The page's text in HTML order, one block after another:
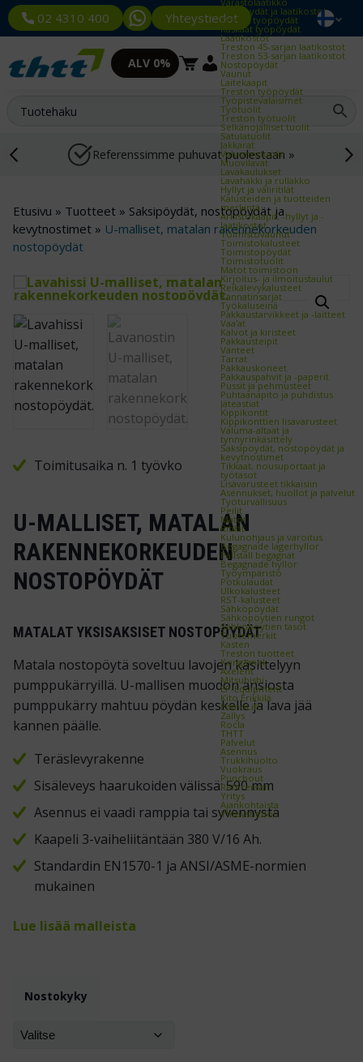
02 4310 400 YhteystiedotTyöpöydät ja laatikostot
Kevyet työpöydät
Raskaat työpöydät
Laatikostot
Treston 45-sarjan laatikostot
Treston 53-sarjan laatikostot
Nostopöydät
Vaunut
Laitekaapit
Treston työpöydät
Työpistevalaisimet
Työtuolit
Treston työtuolit
Selkänojalliset tuolit
Satulatuolit
Jakkarat
Valvomotuolit
Muovilavat
Lavakaulukset
Lavahäkki ja rullakko
Hyllyt ja väliritilät
Kalusteiden ja tuotteiden
merkintä
Arkistokaapit, -hyllyt ja -
laatikostot
Toimistovaunut
Toimistokalusteet
Toimistopöydät
Toimistotuolit
Matot toimistoon
Kirjoitus- ja ilmoitustaulut
Reikälevykalusteet
Kannatinsarjat
Työkaluseinä
Pakkaustarvikkeet ja -laitteet
Vaa'at
Kalvot ja kiristeet
Pakkausteipit
Vanteet
Tarrat
Pakkauskoneet
Pakkauspahvit ja -paperit
Pussit ja pehmusteet
Puhtaanapito ja puhdistus
Jäteastiat
Kippikontit
Kippikonttien lisävarusteet
Valuma-altaat ja
tynnyrinkäsittely
Saksipöydät, nostopöydät ja
kevytnostimet
Tikkaat, nousuportaat ja
työtasot
Lisävarusteet tikkaisiin
Asennukset, huollot ja palvelut
Työturvallisuus
Peilit
Matot
Ritilät
Kulunohjaus ja varoitus
Begagnade lagerhyllor
Pallställ begagnat
Begagnade hyllor
Työympäristö
Potkulaudat
Ulkokalusteet
RST-kalusteet
Sähköpöydät
Sähköpöytien rungot
Sähköpöytien tasot
Tuotemerkit
Kasten
Treston tuotteet
Kongamek
Axelent
Mitsubishi
EP-Equipment
Kito Erikkilä
EdmoLift
Zallys
Rocla
THTT
Palvelut
Asennus
Trukkihuolto
Vuokraus
Punchout
Referenssit
Yritys
Ajankohtaista
Yhteystiedot
ALV 0%
Referenssimme puhuvat puolestaan »
Etusivu » Tuotteet » Saksipöydät, nostopöydät ja
kevytnostimet » U-malliset, matalan rakennekorkeuden
nostopöydät
Toimitusaika n. 1 työvko
U-MALLISET, MATALAN
RAKENNEKORKEUDEN
NOSTOPÖYDÄT
MATALAT YKSISAKSISET NOSTOPÖYDÄT
Matala nostopöytä soveltuu lavojen käsittelyyn
pumppukärryillä. U-mallisen muodon ansiosta
pumppukärry mahtuu pöydän keskelle ja lava jää
kannen päälle.
Teräslevyrakenne
Sisäleveys haarukoiden välissä: 590 mm
Asennus ei vaadi ramppia tai syvennystä
Kaapeli 3-vaiheliitäntään 380 V/16 Ah.
Standardin EN1570-1 ja ANSI/ASME-normien
mukainen
Lue lisää malleista
Nostokyky